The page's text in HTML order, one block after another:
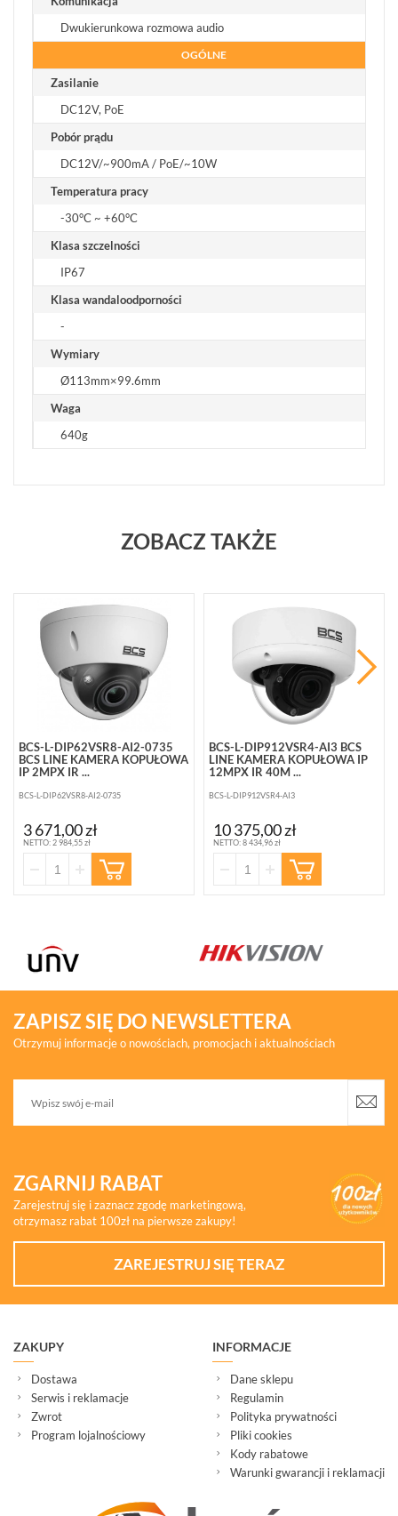
Dwukierunkowa rozmowa audio
OGÓLNE
Zasilanie
DC12V, PoE
Pobór prądu
DC12V/~900mA / PoE/~10W
Temperatura pracy
-30°C ~ +60°C
Klasa szczelności
IP67
Klasa wandaloodporności
-
Wymiary
Ø113mm×99.6mm
Waga
640g
ZOBACZ TAKŻE
BCS-L-DIP62VSR8-AI2-0735
BCS LINE KAMERA KOPUŁOWA
IP 2MPX IR ...
BCS-L-DIP62VSR8-AI2-0735
3 671,00 zł
NETTO: 2 984,55 zł
BCS-L-DIP912VSR4-AI3 BCS
LINE KAMERA KOPUŁOWA IP
12MPX IR 40M ...
BCS-L-DIP912VSR4-AI3
10 375,00 zł
NETTO: 8 434,96 zł
ZAPISZ SIĘ DO NEWSLETTERA
Otrzymuj informacje o nowościach, promocjach i aktualnościach
ZGARNIJ RABAT
Zarejestruj się i zaznacz zgodę marketingową,
otrzymasz rabat 100zł na pierwsze zakupy!
ZAREJESTRUJ SIĘ TERAZ
ZAKUPY
Dostawa
Serwis i reklamacje
Zwrot
Program lojalnościowy
INFORMACJE
Dane sklepu
Regulamin
Polityka prywatności
Pliki cookies
Kody rabatowe
Warunki gwarancji i reklamacji